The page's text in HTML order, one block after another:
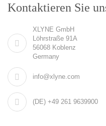
Kontaktieren Sie
XLYNE GmbH
Löhrstraße 91A
56068 Koblenz
Germany
info@xlyne.com
(DE) +49 261 9639900